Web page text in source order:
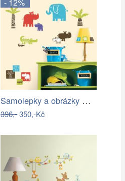
Samolepky a obrázky Dětské safari
396,-350,-Kč